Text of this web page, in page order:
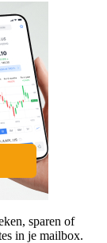
sparen of
in je mailbox.